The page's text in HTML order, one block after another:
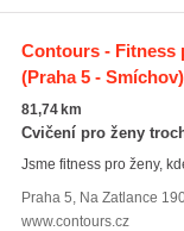
Contours - Fitness
(Praha 5 - Smíchov)
81,74 km
Cvičení pro ženy
Jsme fitness pro ženy,
Praha 5, Na Zatlance
www.contours.cz